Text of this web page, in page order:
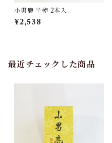
小男鹿 半棹 2本入
¥2,538
最近チェックした商品